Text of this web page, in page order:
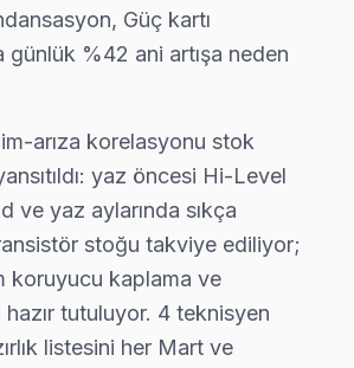
ile Hi-Level akıllı TV arıza
ilişkisinde ise iki kritik eşik var. 28°C
arıza korelasyonu stok
servis hizmeti deneyimimizi beş
Maliyet tutarlılığı. Android
ve Pierre Loti odaklı coğrafi
Profil ve Servis Rehberi
Servis Rehberi
ünitesi'lerde En Sık Karşılaşılan
Güç kartı
günlük %42 ani artışa neden
arıza korelasyonu stok
yaz öncesi Hi-Level
ve yaz aylarında sıkça
stoğu takviye ediliyor;
koruyucu kaplama ve
tutuluyor. 4 teknisyen
listesini her Mart ve